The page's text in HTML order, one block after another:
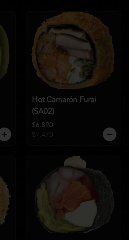
Hot Camarón Furai
(SA02)
$6.890
$7.470